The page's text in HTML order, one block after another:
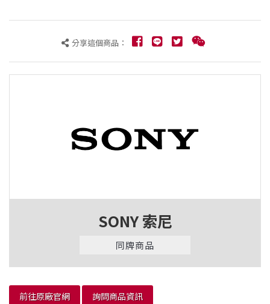
分享這個商品：
SONY 索尼
同牌商品
前往原廠官網 詢問商品資訊